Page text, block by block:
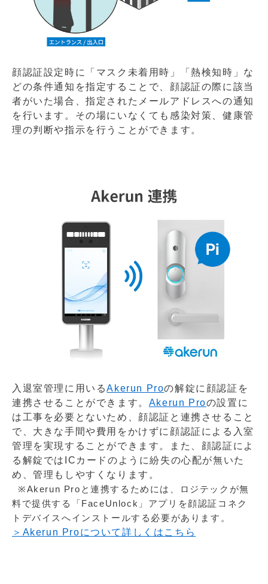
顔認証設定時に「マスク未着用時」「熱検知時」な
どの条件通知を指定することで、顔認証の際に該当
者がいた場合、指定されたメールアドレスへの通知
を行います。その場にいなくても感染対策、健康管
理の判断や指示を行うことができます。
入退室管理に用いるAkerun Proの解錠に顔認証を
連携させることができます。 Akerun Proの設置に
は工事を必要とないため、顔認証と連携させること
で、大きな手間や費用をかけずに顔認証による入室
管理を実現することができます。また、顔認証によ
る解錠ではICカードのように紛失の心配が無いた
め、管理もしやすくなります。
※Akerun Proと連携するためには、ロジテックが無
料で提供する「FaceUnlock」アプリを顔認証コネク
トデバイスへインストールする必要があります。
＞Akerun Proについて詳しくはこちら